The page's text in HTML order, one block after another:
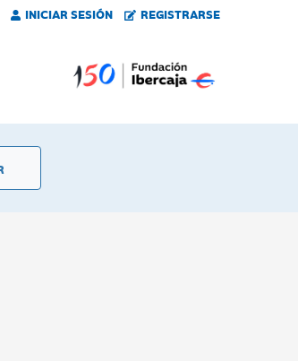
INICIAR SESIÓN REGISTRARSE